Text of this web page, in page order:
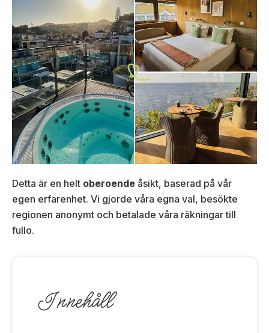
Detta är en helt oberoende åsikt, baserad på vår
egen erfarenhet. Vi gjorde våra egna val, besökte
regionen anonymt och betalade våra räkningar till
fullo.
Innehåll